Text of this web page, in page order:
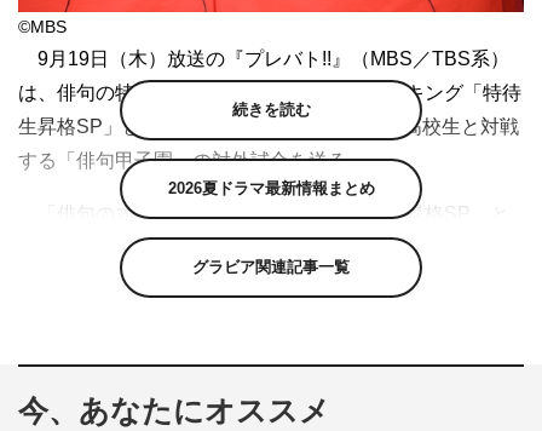
©MBS
9月19日（木）放送の『プレバト!!』（MBS／TBS系）
は、俳句の特待生昇格をかけた才能査定ランキング「特待
生昇格SP」と、プレバト!!チームが日本一の高校生と対戦
する「俳句甲子園」の対外試合を送る。
「俳句の才能査定ランキング」は「特待生昇格SP」と
題し、田山涼成、馬場典子、光浦靖子、向井慧（パンサ
ー）、森口瑤子らが登場。過去に“才能アリ”を獲得してき
田山は「自信はあります！このごろちょっとずつ（自信
続きを読む
2026夏ドラマ最新情報まとめ
グラビア関連記事一覧
今、あなたにオススメ